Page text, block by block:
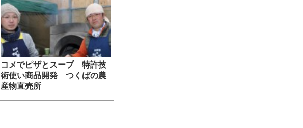
コメでピザとスープ 特許技
術使い商品開発 つくばの農
産物直売所